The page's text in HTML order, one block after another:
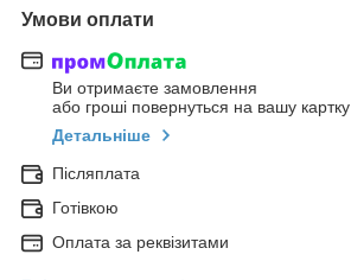
Умови оплати
Ви отримаєте замовлення
або гроші повернуться на вашу картку
Детальніше
Післяплата
Готівкою
Оплата за реквізитами